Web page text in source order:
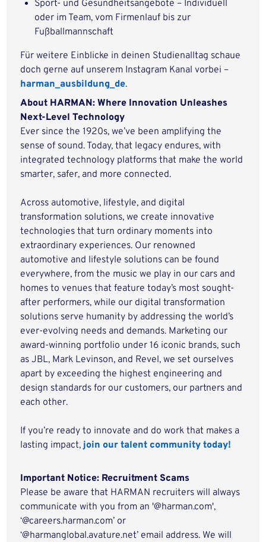
Sport- und Gesundheitsangebote – Individuell
oder im Team, vom Firmenlauf bis zur
Fußballmannschaft
Für weitere Einblicke in deinen Studienalltag schaue
doch gerne auf unserem Instagram Kanal vorbei –
harman_ausbildung_de.
About HARMAN: Where Innovation Unleashes
Next-Level Technology
Ever since the 1920s, we’ve been amplifying the
sense of sound. Today, that legacy endures, with
integrated technology platforms that make the world
smarter, safer, and more connected.
Across automotive, lifestyle, and digital
transformation solutions, we create innovative
technologies that turn ordinary moments into
extraordinary experiences. Our renowned
automotive and lifestyle solutions can be found
everywhere, from the music we play in our cars and
homes to venues that feature today’s most sought-
after performers, while our digital transformation
solutions serve humanity by addressing the world’s
ever-evolving needs and demands. Marketing our
award-winning portfolio under 16 iconic brands, such
as JBL, Mark Levinson, and Revel, we set ourselves
apart by exceeding the highest engineering and
design standards for our customers, our partners and
each other.
If you’re ready to innovate and do work that makes a
lasting impact,join our talent community today!
Important Notice: Recruitment Scams
Please be aware that HARMAN recruiters will always
communicate with you from an '@harman.com',
‘@careers.harman.com’ or
‘@harmanglobal.avature.net’ email address. We will